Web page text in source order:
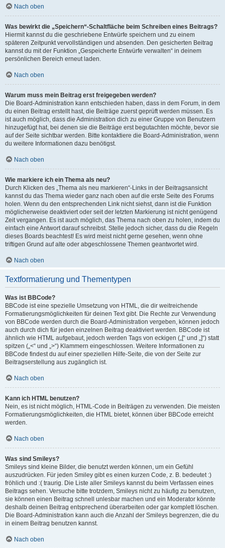
Nach oben
Was bewirkt die „Speichern“-Schaltfläche beim Schreiben eines Beitrags?
Hiermit kannst du die geschriebene Entwürfe speichern und zu einem
späteren Zeitpunkt vervollständigen und absenden. Den gesicherten Beitrag
kannst du mit der Funktion „Gespeicherte Entwürfe verwalten“ in deinem
persönlichen Bereich erneut laden.
Nach oben
Warum muss mein Beitrag erst freigegeben werden?
Die Board-Administration kann entschieden haben, dass in dem Forum, in dem
du einen Beitrag erstellt hast, die Beiträge zuerst geprüft werden müssen. Es
ist auch möglich, dass die Administration dich zu einer Gruppe von Benutzern
hinzugefügt hat, bei denen sie die Beiträge erst begutachten möchte, bevor sie
auf der Seite sichtbar werden. Bitte kontaktiere die Board-Administration, wenn
du weitere Informationen dazu benötigst.
Nach oben
Wie markiere ich ein Thema als neu?
Durch Klicken des „Thema als neu markieren“-Links in der Beitragsansicht
kannst du das Thema wieder ganz nach oben auf die erste Seite des Forums
holen. Wenn du den entsprechenden Link nicht siehst, dann ist die Funktion
möglicherweise deaktiviert oder seit der letzten Markierung ist nicht genügend
Zeit vergangen. Es ist auch möglich, das Thema nach oben zu holen, indem du
einfach eine Antwort darauf schreibst. Stelle jedoch sicher, dass du die Regeln
dieses Boards beachtest! Es wird meist nicht gerne gesehen, wenn ohne
triftigen Grund auf alte oder abgeschlossene Themen geantwortet wird.
Nach oben
Textformatierung und Thementypen
Was ist BBCode?
BBCode ist eine spezielle Umsetzung von HTML, die dir weitreichende
Formatierungsmöglichkeiten für deinen Text gibt. Die Rechte zur Verwendung
von BBCode werden durch die Board-Administration vergeben, können jedoch
auch durch dich für jeden einzelnen Beitrag deaktiviert werden. BBCode ist
ähnlich wie HTML aufgebaut, jedoch werden Tags von eckigen („[“ und „]“) statt
spitzen („<“ und „>“) Klammern eingeschlossen. Weitere Informationen zu
BBCode findest du auf einer speziellen Hilfe-Seite, die von der Seite zur
Beitragserstellung aus zugänglich ist.
Nach oben
Kann ich HTML benutzen?
Nein, es ist nicht möglich, HTML-Code in Beiträgen zu verwenden. Die meisten
Formatierungsmöglichkeiten, die HTML bietet, können über BBCode erreicht
werden.
Nach oben
Was sind Smileys?
Smileys sind kleine Bilder, die benutzt werden können, um ein Gefühl
auszudrücken. Für jeden Smiley gibt es einen kurzen Code, z. B. bedeutet :)
fröhlich und :( traurig. Die Liste aller Smileys kannst du beim Verfassen eines
Beitrags sehen. Versuche bitte trotzdem, Smileys nicht zu häufig zu benutzen,
sie können einen Beitrag schnell unlesbar machen und ein Moderator könnte
deshalb deinen Beitrag entsprechend überarbeiten oder gar komplett löschen.
Die Board-Administration kann auch die Anzahl der Smileys begrenzen, die du
in einem Beitrag benutzen kannst.
Nach oben